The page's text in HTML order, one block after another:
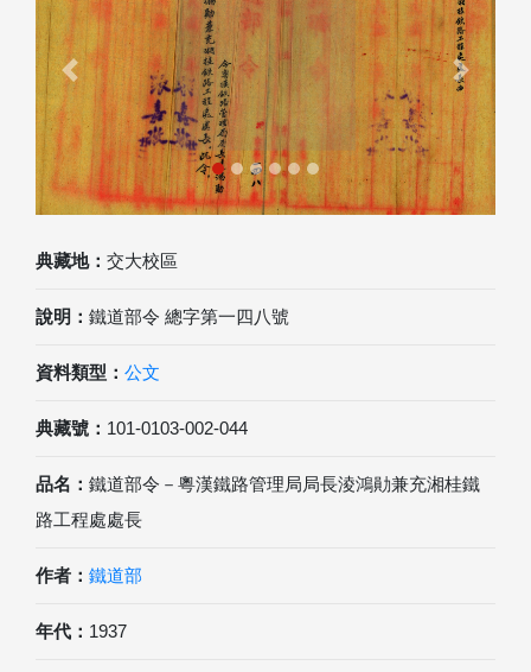
典藏地： 交大校區
說明： 鐵道部令 總字第一四八號
資料類型： 公文
典藏號： 101-0103-002-044
品名： 鐵道部令－粵漢鐵路管理局局長淩鴻勛兼充湘桂鐵
路工程處處長
作者： 鐵道部
年代： 1937
Previous Next